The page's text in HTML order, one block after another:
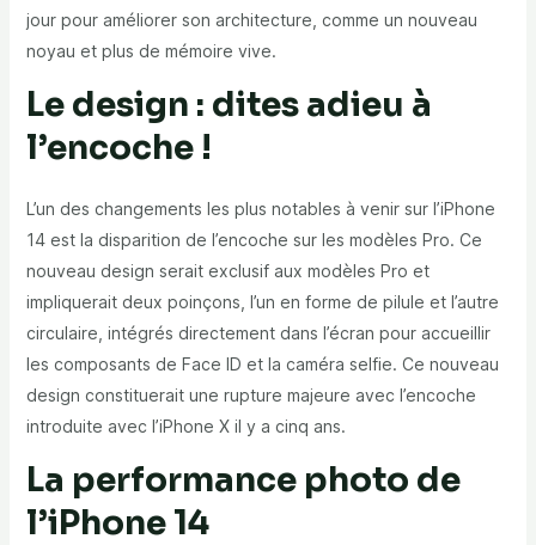
jour pour améliorer son architecture, comme un nouveau
noyau et plus de mémoire vive.
Le design : dites adieu à
l’encoche !
L’un des changements les plus notables à venir sur l’iPhone
14 est la disparition de l’encoche sur les modèles Pro. Ce
nouveau design serait exclusif aux modèles Pro et
impliquerait deux poinçons, l’un en forme de pilule et l’autre
circulaire, intégrés directement dans l’écran pour accueillir
les composants de Face ID et la caméra selfie. Ce nouveau
design constituerait une rupture majeure avec l’encoche
introduite avec l’iPhone X il y a cinq ans.
La performance photo de
l’iPhone 14